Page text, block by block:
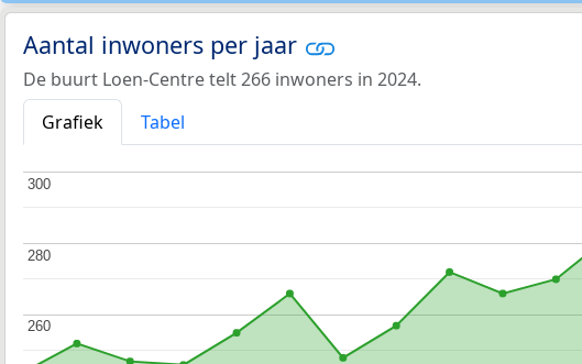
Aantal inwoners per jaar
De buurt Loen-Centre telt 266 inwoners in 2024.
Grafiek
Tabel
260
260
280
280
300
300